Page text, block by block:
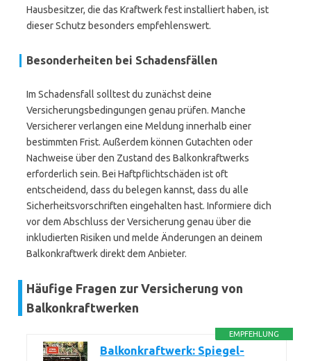
Hausbesitzer, die das Kraftwerk fest installiert haben, ist
dieser Schutz besonders empfehlenswert.
Besonderheiten bei Schadensfällen
Im Schadensfall solltest du zunächst deine
Versicherungsbedingungen genau prüfen. Manche
Versicherer verlangen eine Meldung innerhalb einer
bestimmten Frist. Außerdem können Gutachten oder
Nachweise über den Zustand des Balkonkraftwerks
erforderlich sein. Bei Haftpflichtschäden ist oft
entscheidend, dass du belegen kannst, dass du alle
Sicherheitsvorschriften eingehalten hast. Informiere dich
vor dem Abschluss der Versicherung genau über die
inkludierten Risiken und melde Änderungen an deinem
Balkonkraftwerk direkt dem Anbieter.
Häufige Fragen zur Versicherung von
Balkonkraftwerken
EMPFEHLUNG
Balkonkraftwerk: Spiegel-